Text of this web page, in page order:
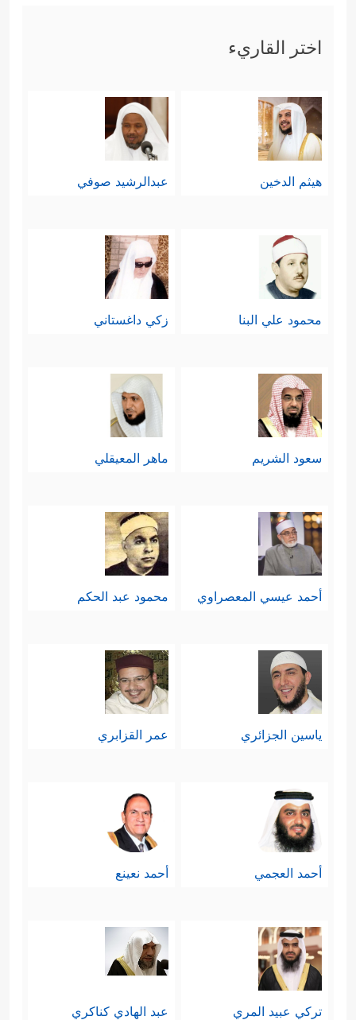
اختر القاريء
هيثم الدخين عبدالرشيد صوفي
محمود علي البنا زكي داغستاني
سعود الشريم ماهر المعيقلي
أحمد عيسي المعصراوي محمود عبد الحكم
ياسين الجزائري عمر القزابري
أحمد العجمي أحمد نعينع
تركي عبيد المري عبد الهادي كناكري